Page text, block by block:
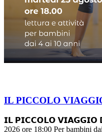
IL PICCOLO
𝗜𝗟 𝗣𝗜𝗖𝗖𝗢𝗟𝗢 𝗩𝗜𝗔𝗚𝗚𝗜𝗢
2026 ore 18:00 Per bambini